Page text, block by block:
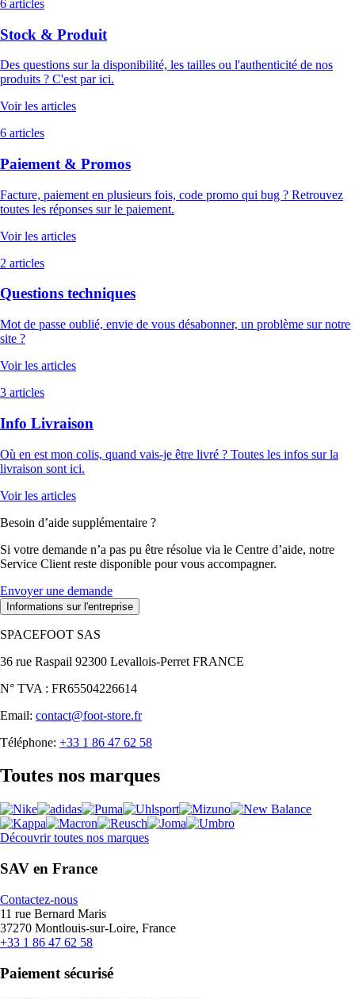
6 articles
Stock & Produit
Des questions sur la disponibilité, les tailles ou l'authenticité de nos
produits ? C'est par ici.
Voir les articles
6 articles
Paiement & Promos
Facture, paiement en plusieurs fois, code promo qui bug ? Retrouvez
toutes les réponses sur le paiement.
Voir les articles
2 articles
Questions techniques
Mot de passe oublié, envie de vous désabonner, un problème sur notre
site ?
Voir les articles
3 articles
Info Livraison
Où en est mon colis, quand vais-je être livré ? Toutes les infos sur la
livraison sont ici.
Voir les articles
Besoin d’aide supplémentaire ?
Si votre demande n’a pas pu être résolue via le Centre d’aide, notre
Service Client reste disponible pour vous accompagner.
Envoyer une demande
Informations sur l'entreprise
SPACEFOOT SAS
36 rue Raspail 92300 Levallois-Perret FRANCE
N° TVA : FR65504226614
Email: contact@foot-store.fr
Téléphone: +33 1 86 47 62 58
Toutes nos marques
Découvrir toutes nos marques
SAV en France
Contactez-nous
11 rue Bernard Maris
37270 Montlouis-sur-Loire, France
+33 1 86 47 62 58
Paiement sécurisé